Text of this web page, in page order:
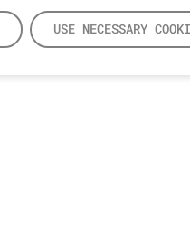
USE NECESSARY